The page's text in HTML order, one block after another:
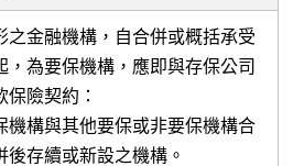
之金融機構，自合併或概括承受
，為要保機構，應即與存保公司
保險契約：
機構與其他要保或非要保機構合
後存續或新設之機構。